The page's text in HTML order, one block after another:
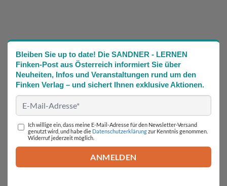
Bleiben Sie up to date! Die SANDNER - LERNEN
Finken-Post aus Österreich informiert Sie über
Neuheiten, Infos und Veranstaltungen rund um den
Finken Verlag – und sichert Ihnen exklusive Aktionen.
Ich willige ein, dass meine E-Mail-Adresse für den Newsletter-Versand
genutzt wird, und habe die Datenschutzerklärungzur Kenntnis genommen.
Widerruf jederzeit möglich.